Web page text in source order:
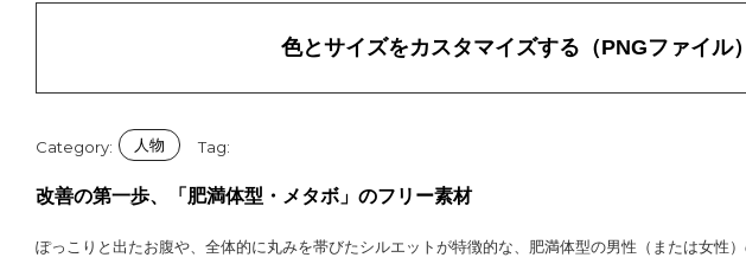
色とサイズをカスタマイズする （PNGファイル）
Category: 人物 Tag:
改善の第一歩、「肥満体型・メタボ」のフリー素材
ぽっこりと出たお腹や、全体的に丸みを帯びたシルエットが特徴的な、肥満体型の男性（または女性